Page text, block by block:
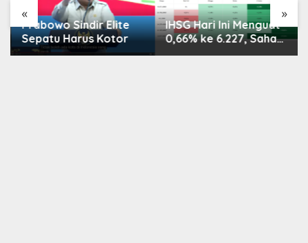
« »
Prabowo Sindir Elite
Sepatu Harus Kotor
IHSG Hari Ini Menguat
0,66% ke 6.227, Saham